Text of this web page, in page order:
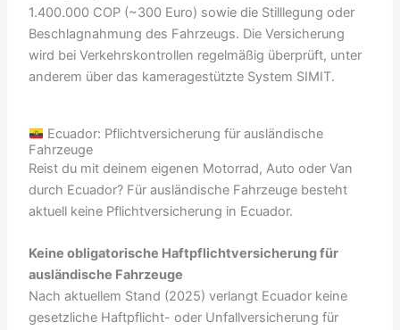
1.400.000 COP (~300 Euro) sowie die Stilllegung oder
Beschlagnahmung des Fahrzeugs. Die Versicherung
wird bei Verkehrskontrollen regelmäßig überprüft, unter
anderem über das kameragestützte System SIMIT.
Ecuador: Pflichtversicherung für ausländische
Fahrzeuge
Reist du mit deinem eigenen Motorrad, Auto oder Van
durch Ecuador? Für ausländische Fahrzeuge besteht
aktuell keine Pflichtversicherung in Ecuador.
Keine obligatorische Haftpflichtversicherung für
ausländische Fahrzeuge
Nach aktuellem Stand (2025) verlangt Ecuador keine
gesetzliche Haftpflicht- oder Unfallversicherung für